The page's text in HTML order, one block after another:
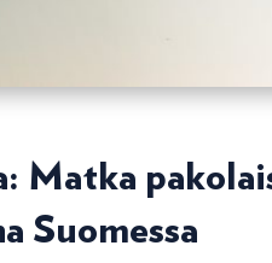
Matka
Suomessa